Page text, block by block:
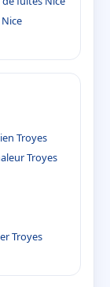
Troyes
Troyes
Troyes